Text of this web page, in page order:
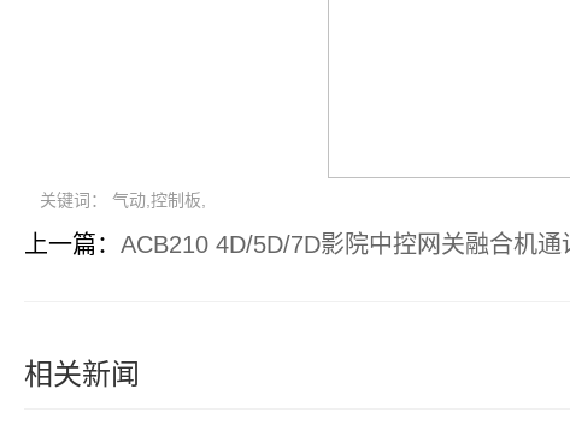
关键词： 气动,控制板,
上一篇：ACB210 4D/5D/7D影院中控网关融合机
相关新闻